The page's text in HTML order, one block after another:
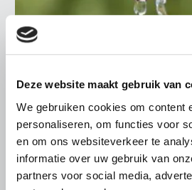
Deze website maakt gebruik van
We gebruiken cookies om content
personaliseren, om functies voor
en om ons websiteverkeer te
informatie over uw gebruik van
partners voor social media,
5 AUGUSTUS 2026
Droogte raakt vrijwel
tuinbouwsectoren
De aanhoudende droogte en hitte
toenemende problemen in de
tuinbouw. LTO Nederland ziet de